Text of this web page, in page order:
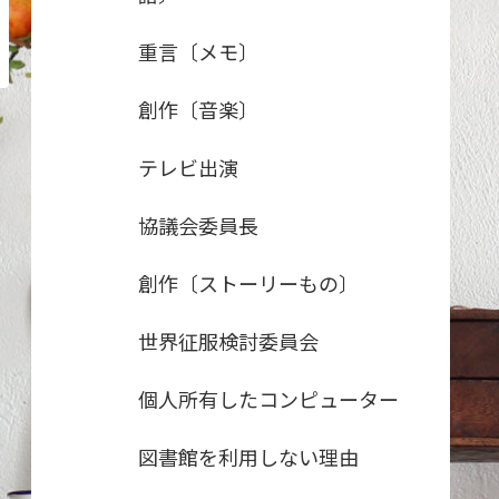
重言〔メモ〕
創作〔音楽〕
テレビ出演
協議会委員長
創作〔ストーリーもの〕
世界征服検討委員会
個人所有したコンピューター
図書館を利用しない理由